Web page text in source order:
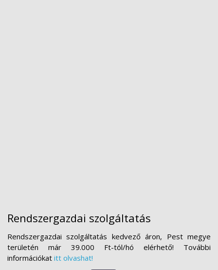
Rendszergazdai szolgáltatás
Rendszergazdai szolgáltatás kedvező áron, Pest megye
területén már 39.000 Ft-tól/hó elérhető! További
információkat itt olvashat!